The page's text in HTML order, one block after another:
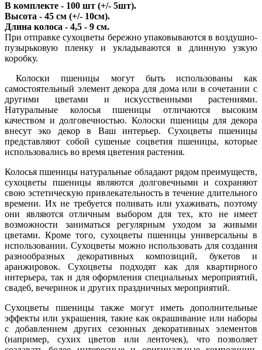
В комплекте - 100 шт (+/- 5шт).
Высота - 45 см (+/- 10см).
Длина колоса - 4,5 - 9 см.
При отправке сухоцветы бережно упаковываются в воздушно-
пузырьковую пленку и укладываются в длинную узкую
коробку.
Колоски пшеницы могут быть использованы как
самостоятельный элемент декора для дома или в сочетании с
другими цветами и искусственными растениями.
Натуральные колосья пшеницы отличаются высоким
качеством и долговечностью. Колоски пшеницы для декора
внесут эко декор в Ваш интерьер. Сухоцветы пшеницы
представляют собой сушеные соцветия пшеницы, которые
использовались во время цветения растения.
Колосья пшеницы натуральные обладают рядом преимуществ,
сухоцветы пшеницы являются долговечными и сохраняют
свою эстетическую привлекательность в течение длительного
времени. Их не требуется поливать или ухаживать, поэтому
они являются отличным выбором для тех, кто не имеет
возможности заниматься регулярным уходом за живыми
цветами. Кроме того, сухоцветы пшеницы универсальны в
использовании. Сухоцветы можно использовать для создания
разнообразных декоративных композиций, букетов и
аранжировок. Сухоцветы подходят как для квартирного
интерьера, так и для оформления специальных мероприятий,
свадеб, вечеринок и других праздничных мероприятий.
Сухоцветы пшеницы также могут иметь дополнительные
эффекты или украшения, такие как окрашивание или наборы
с добавлением других сезонных декоративных элементов
(например, сухих цветов или ленточек), что позволяет